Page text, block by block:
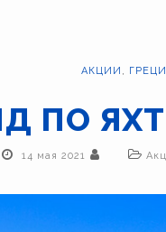
АКЦИИ ,
ПО
14 мая 2021